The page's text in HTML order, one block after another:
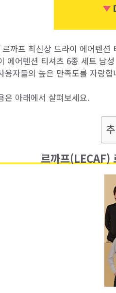
르까프 최신상 드라이 에어텐
에어텐션 티셔츠 6종 세트 남
용자들의 높은 만족도를 자랑
은 아래에서 살펴보세요.
르까프(LECAF)